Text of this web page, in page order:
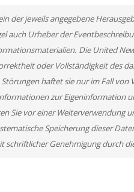
der jeweils angegebene
auch Urheber der
Die United
oder Vollständigkeit des
haftet sie nur im Fall von
zur Eigeninformation
Sie vor einer Weiterverwendung
Speicherung dieser
schriftlicher Genehmigung durch